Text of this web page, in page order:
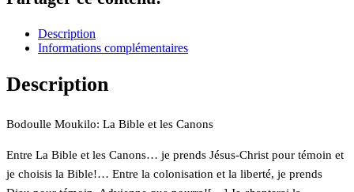
CanonsDescription
Informations complémentaires
Description
Bodoulle Moukilo: La Bible et les Canons
Entre La Bible et les Canons… je prends Jésus-Christ pour témoin et
je choisis la Bible!… Entre la colonisation et la liberté, je prends